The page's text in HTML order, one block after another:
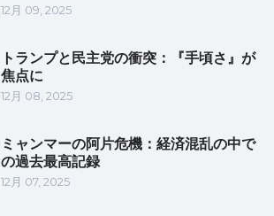
12月 09, 2025
トランプと民主党の衝突：『手頃さ』が
焦点に
12月 08, 2025
ミャンマーの阿片危機：経済混乱の中で
の過去最高記録
12月 07, 2025